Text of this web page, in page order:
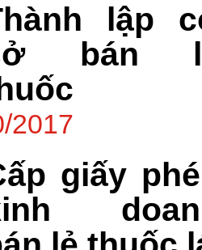
lập
bán
2017
giấy